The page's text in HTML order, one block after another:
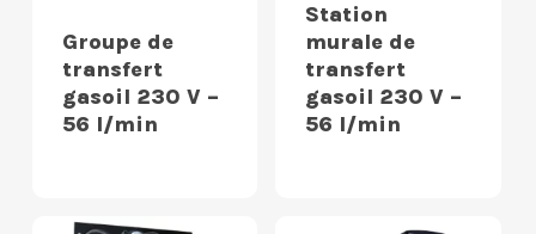
Groupe de
transfert
gasoil 230 V –
56 l/min
Station
murale de
transfert
gasoil 230 V –
56 l/min